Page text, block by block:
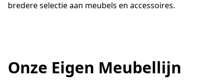
Onze Eigen Meubellijn